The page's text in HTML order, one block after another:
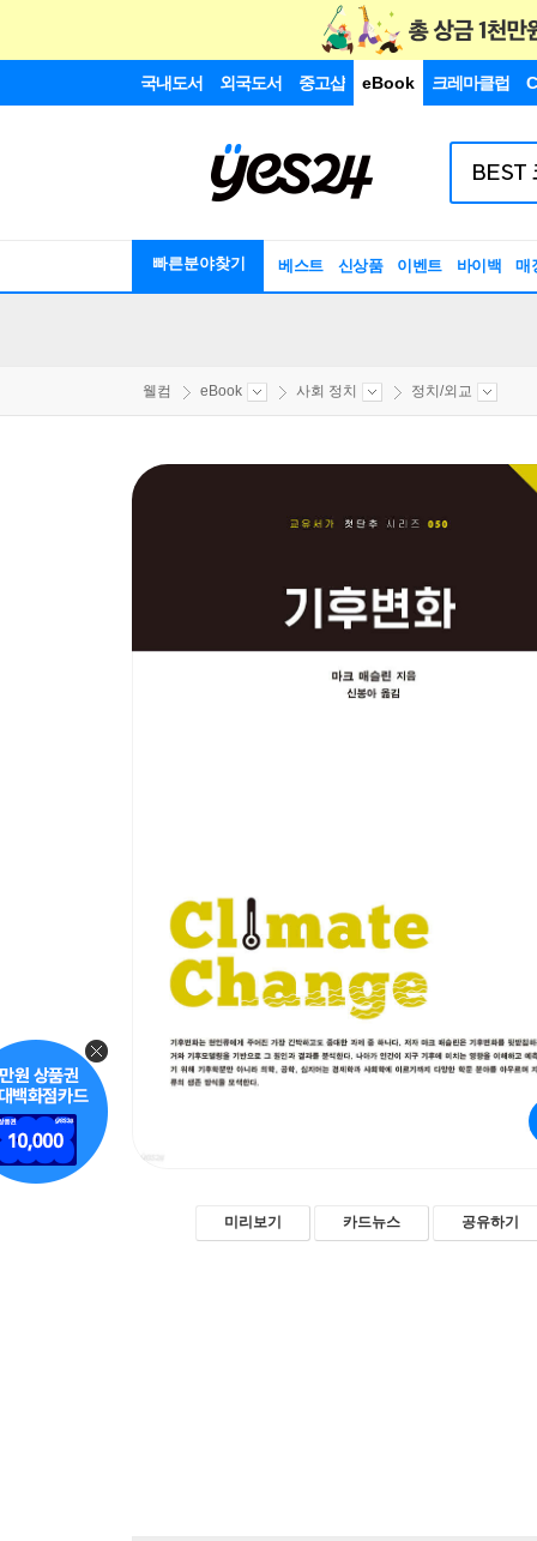
국내도서 외국도서 중고샵 eBook 크레마클럽
빠른분야찾기 베스트 신상품 이벤트 바이백 매
웰컴 eBook 사회 정치 정치/외교
미리보기 카드뉴스 공유하기